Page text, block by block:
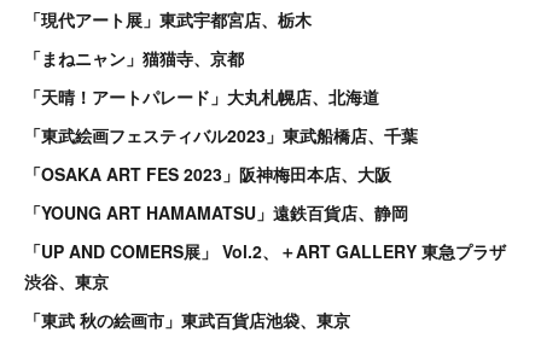
「現代アート展」東武宇都宮店、栃木
「まねニャン」猫猫寺、京都
「天晴！アートパレード」大丸札幌店、北海道
「東武絵画フェスティバル2023」東武船橋店、千葉
「OSAKA ART FES 2023」阪神梅田本店、大阪
「YOUNG ART HAMAMATSU」遠鉄百貨店、静岡
「UP AND COMERS展」 Vol.2、＋ART GALLERY 東急プラザ
渋谷、東京
「東武 秋の絵画市」東武百貨店池袋、東京